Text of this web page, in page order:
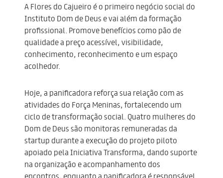
A Flores do Cajueiro é o primeiro negócio social do
Instituto Dom de Deus e vai além da formação
profissional. Promove benefícios como pão de
qualidade a preço acessível, visibilidade,
conhecimento, reconhecimento e um espaço
acolhedor.
Hoje, a panificadora reforça sua relação com as
atividades do Força Meninas, fortalecendo um
ciclo de transformação social. Quatro mulheres do
Dom de Deus são monitoras remuneradas da
startup durante a execução do projeto piloto
apoiado pela Iniciativa Transforma, dando suporte
na organização e acompanhamento dos